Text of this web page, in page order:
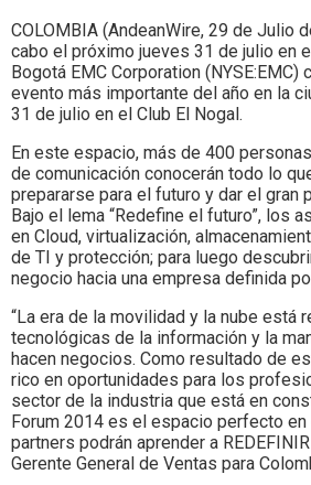
Argentina.
COLOMBIA (AndeanWire, 29 de Julio
cabo el próximo jueves 31 de julio en
Bogotá EMC Corporation (NYSE:EMC)
evento más importante del año en la
31 de julio en el Club El Nogal.
En este espacio, más de 400
de comunicación conocerán todo lo
prepararse para el futuro y dar el gran
Bajo el lema “Redefine el futuro”, los
en Cloud, virtualización,
de TI y protección; para luego
negocio hacia una empresa definida
“La era de la movilidad y la nube está
tecnológicas de la información y la
hacen negocios. Como resultado de
rico en oportunidades para los
sector de la industria que está en
Forum 2014 es el espacio perfecto
partners podrán aprender a
Gerente General de Ventas para